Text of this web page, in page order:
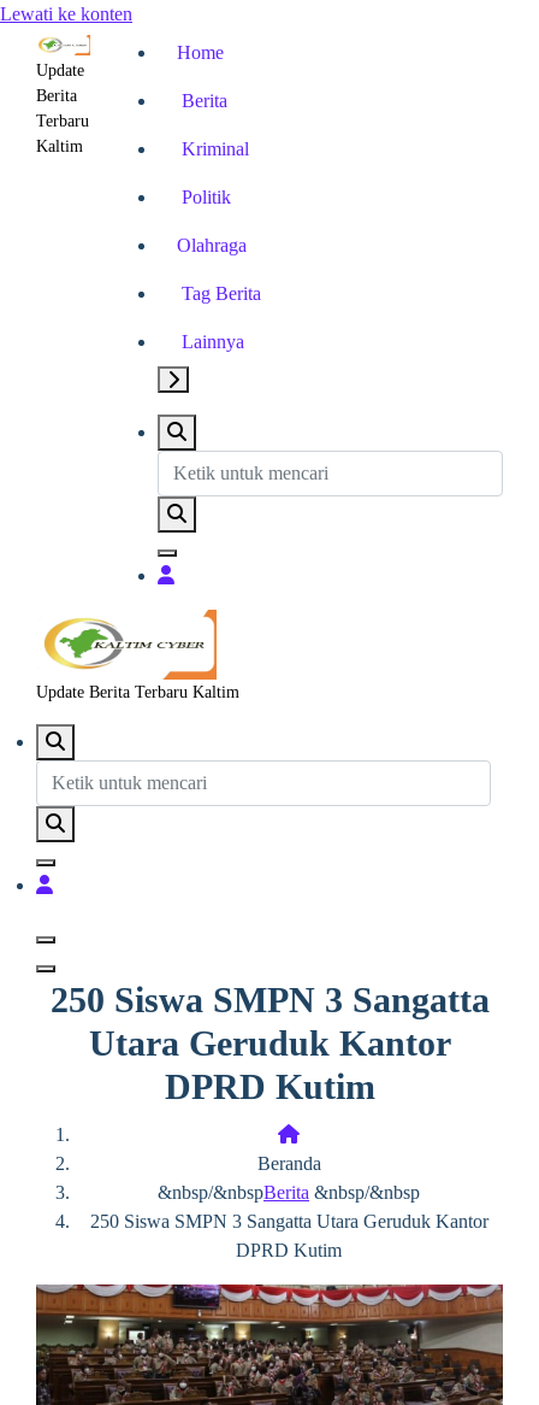
Lewati ke konten
Update
Berita
Terbaru
Kaltim
Home
Berita
Kriminal
Politik
Olahraga
Tag Berita
Lainnya
Update Berita Terbaru Kaltim
250 Siswa SMPN 3 Sangatta
Utara Geruduk Kantor
DPRD Kutim
Beranda
&nbsp/&nbspBerita &nbsp/&nbsp
250 Siswa SMPN 3 Sangatta Utara Geruduk Kantor
DPRD Kutim